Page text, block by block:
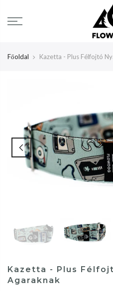
átlépése
Főoldal Kazetta - Plus Félfojtó
Kazetta - Plus
Agaraknak